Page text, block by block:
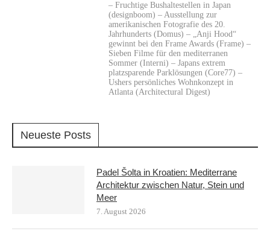
– Fruchtige Bushaltestellen in Japan
(designboom) – Ausstellung zur
amerikanischen Fotografie des 20.
Jahrhunderts (Domus) – „Anji Hood“
gewinnt bei den Frame Awards (Frame) –
Sieben Filme für den mediterranen
Sommer (Interni) – Japans extrem
platzsparende Parklösungen (Core77) –
Ushers persönliches Wohnkonzept in
Atlanta (Architectural Digest)
Neueste Posts
Padel Šolta in Kroatien: Mediterrane
Architektur zwischen Natur, Stein und
Meer
7. August 2026